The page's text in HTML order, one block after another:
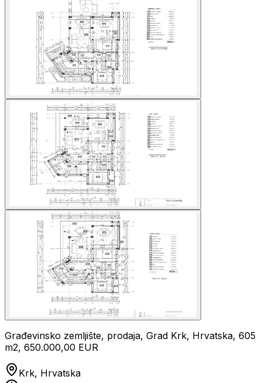
Građevinsko zemljište, prodaja, Grad Krk, Hrvatska, 605
m2, 650.000,00 EUR
Krk, Hrvatska